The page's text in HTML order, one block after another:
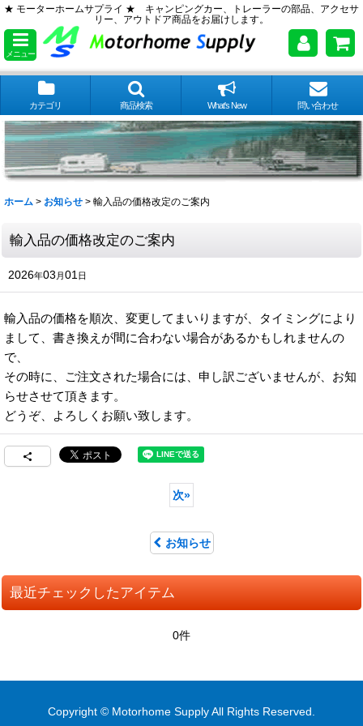
★ モーターホームサプライ ★ キャンピングカー、トレーラーの部品、アクセサ
リー、アウトドア商品をお届けします。
メニュー
カテゴリ 商品検索 What's New 問い合わせ
ホーム > お知らせ > 輸入品の価格改定のご案内
輸入品の価格改定のご案内
2026年03 月 01日
輸入品の価格を順次、変更してまいりますが、タイミングにより
まして、書き換えが間に合わない場合があるかもしれませんの
で、
その時に、ご注文された場合には、申し訳ございませんが、お知
らせさせて頂きます。
どうぞ、よろしくお願い致します。
次»
お知らせ
最近チェックしたアイテム
0件
Copyright © Motorhome Supply All Rights Reserved.